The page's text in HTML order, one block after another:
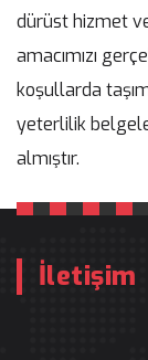
dürüst hizmet
amacımızı
koşullarda
yeterlilik
almıştır.
İletişim